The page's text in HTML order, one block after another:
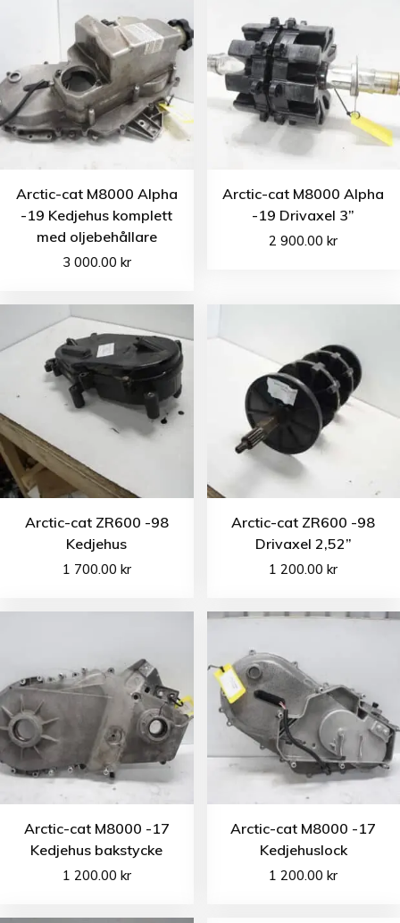
Arctic-cat M8000 Alpha
-19 Kedjehus komplett
med oljebehållare
3 000.00 kr
Arctic-cat M8000 Alpha
-19 Drivaxel 3”
2 900.00kr
Arctic-cat ZR600 -98
Kedjehus
1 700.00 kr
Arctic-cat ZR600 -98
Drivaxel 2,52”
1 200.00kr
Arctic-cat M8000 -17
Kedjehus bakstycke
1 200.00 kr
Arctic-cat M8000 -17
Kedjehuslock
1 200.00kr